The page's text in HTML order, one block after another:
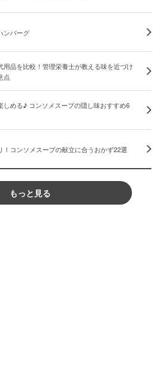
ンバーグ
用品を比較！管理栄養士が教える味を近づけ
点
しめる♪ コンソメスープの隠し味おすすめ6
！コンソメスープの献立に合うおかず22選
もっと見る